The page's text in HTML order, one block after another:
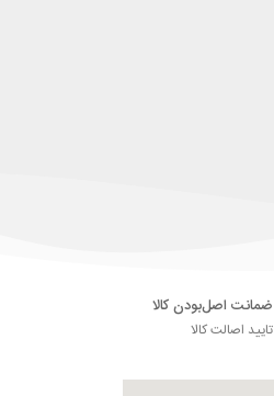
ضمانت اصل‌بودن کالا
تایید اصالت کالا